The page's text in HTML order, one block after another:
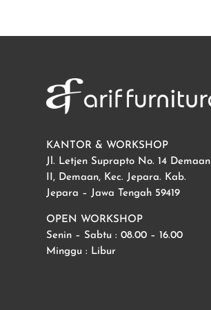
KANTOR & WORKSHOP
Jl. Letjen Suprapto No. 14 Demaan
II, Demaan, Kec. Jepara. Kab.
Jepara – Jawa Tengah 59419
OPEN WORKSHOP
Senin – Sabtu : 08.00 – 16.00
Minggu : Libur